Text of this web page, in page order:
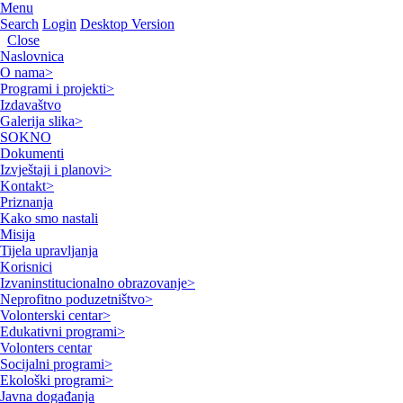
Menu
Search Login Desktop Version
Close
Naslovnica
O nama>
Programi i projekti>
Izdavaštvo
Galerija slika>
SOKNO
Dokumenti
Izvještaji i planovi>
Kontakt>
Priznanja
Kako smo nastali
Misija
Tijela upravljanja
Korisnici
Izvaninstitucionalno obrazovanje>
Neprofitno poduzetništvo>
Volonterski centar>
Edukativni programi>
Volonters centar
Socijalni programi>
Ekološki programi>
Javna događanja